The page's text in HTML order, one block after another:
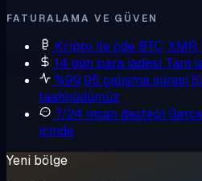
FATURALAMA VE GÜVEN
Kripto ile öde BTC,
14 gün para iadesi Tam
%99,95 çalışma süresi
taahhüdümüz
7/24 insan desteği
içinde
Yeni bölge